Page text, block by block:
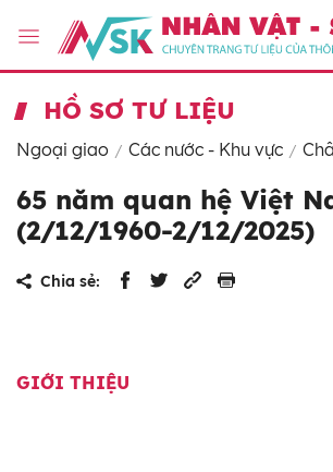
HỒ SƠ TƯ LIỆU
Ngoại giao Các nước - Khu vực
65 năm quan hệ Việt
(2/12/1960-2/12/2025)
Chia sẻ:
GIỚI THIỆU